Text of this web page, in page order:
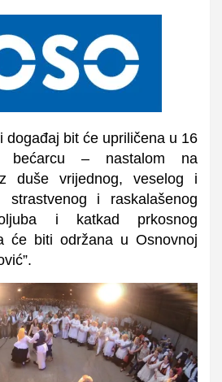
događaj bit će upriličena u 16
bećarcu – nastalom na
duše vrijednog, veselog i
strastvenog i raskalašenog
i katkad prkosnog
će biti održana u Osnovnoj